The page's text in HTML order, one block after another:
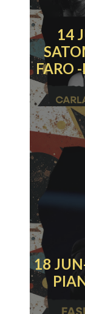
14
FARO
18